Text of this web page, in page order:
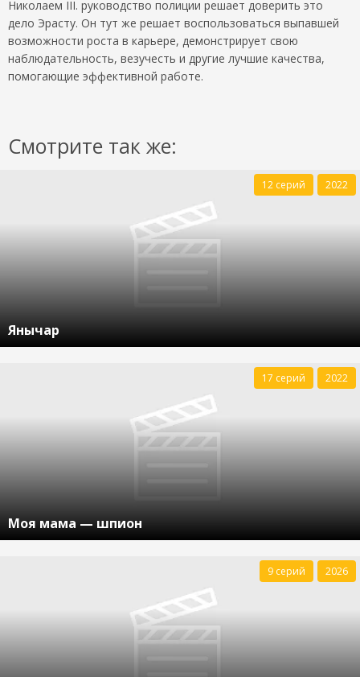
Николаем III. руководство полиции решает доверить это
дело Эрасту. Он тут же решает воспользоваться выпавшей
возможности роста в карьере, демонстрирует свою
наблюдательность, везучесть и другие лучшие качества,
помогающие эффективной работе.
Смотрите так же:
Янычар
12 серий 2022
Моя мама — шпион
17 серий 2022
9 серий 2026